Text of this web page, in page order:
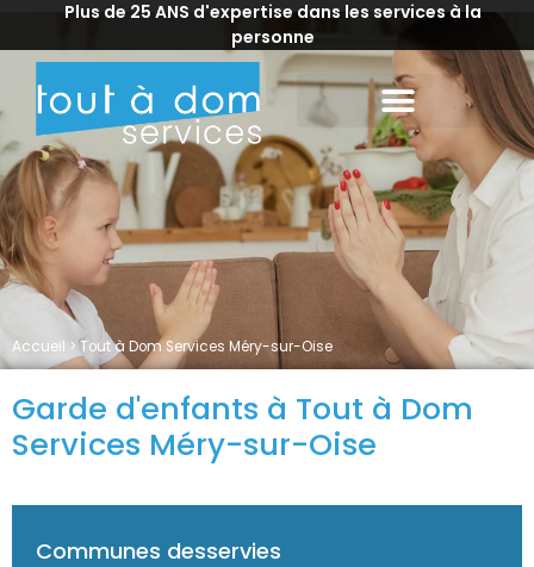
Plus de 25 ANS d'expertise dans les services à la
personne
Accueil >Tout à Dom Services Méry-sur-Oise
Garde d'enfants à Tout à Dom
Services Méry-sur-Oise
Communes desservies